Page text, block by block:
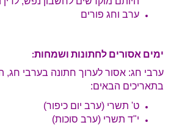
ערב וחג פורים
ימים אסורים לחתונות ושמחות:
ערבי חג: אסור לערוך חתונה בערבי חג,
בתאריכים הבאים:
ט' תשרי (ערב יום כיפור)
י"ד תשרי (ערב סוכות)